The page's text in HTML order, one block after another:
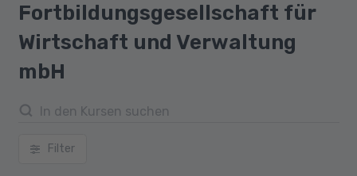
Fortbildungsgesellschaft für
Wirtschaft und Verwaltung
mbH
Filter